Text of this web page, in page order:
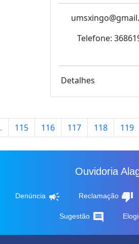
Telefone:
Detalhes
115 116 117 118 119
Ouvidoria
Denúncia campaign Reclamação thumb_down
Sugestão comment